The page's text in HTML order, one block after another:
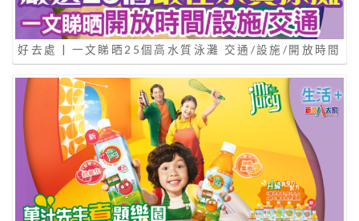
好去處 | 一文睇晒25個高水質泳灘 交通/設施/開放時間